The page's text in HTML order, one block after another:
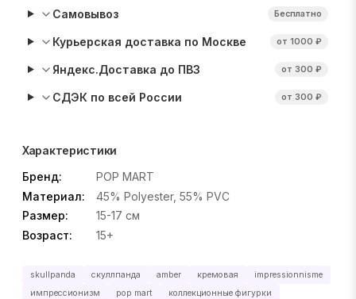
Самовывоз Бесплатно
Курьерская доставка по Москве от 1000 ₽
Яндекс.Доставка до ПВЗ от 300 ₽
СДЭК по всей России от 300 ₽
Характеристики
Бренд:
POP MART
Материал:
45% Polyester, 55% PVC
Размер:
15-17 см
Возраст:
15+
skullpanda скуллпанда amber кремовая
impressionnisme
импрессионизм
pop mart коллекционные фигурки